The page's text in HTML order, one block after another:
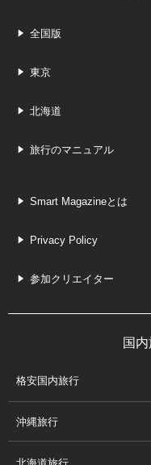
全国版
東京
北海道
旅行のマニュアル
Smart Magazineとは
Privacy Policy
参加クリエイター
国
格安国内旅行
沖縄旅行